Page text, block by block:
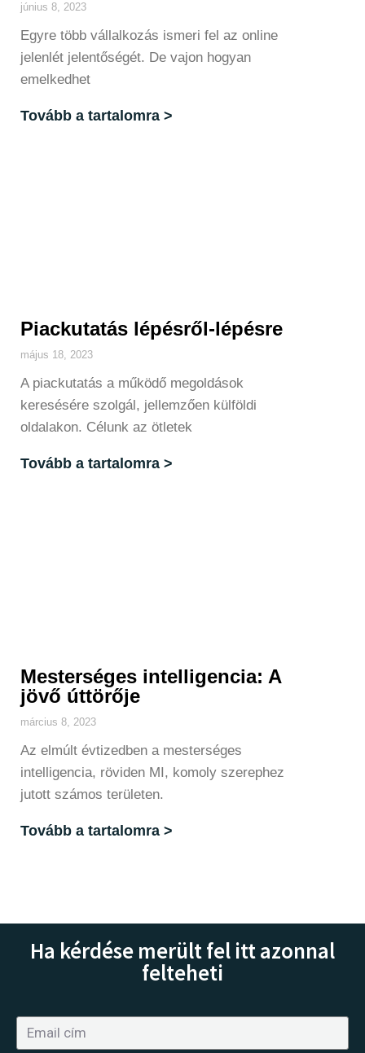
június 8, 2023
Egyre több vállalkozás ismeri fel az online
jelenlét jelentőségét. De vajon hogyan
emelkedhet
Tovább a tartalomra >
Piackutatás lépésről-lépésre
május 18, 2023
A piackutatás a működő megoldások
keresésére szolgál, jellemzően külföldi
oldalakon. Célunk az ötletek
Tovább a tartalomra >
Mesterséges intelligencia: A
jövő úttörője
március 8, 2023
Az elmúlt évtizedben a mesterséges
intelligencia, röviden MI, komoly szerephez
jutott számos területen.
Tovább a tartalomra >
Ha kérdése merült fel itt azonnal
felteheti